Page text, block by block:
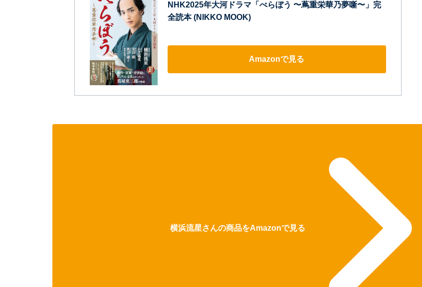
NHK2025年大河ドラマ「べらぼう 〜蔦重栄華乃夢噺〜」完
全読本 (NIKKO MOOK)
Amazonで見る
横浜流星さんの商品をAmazonで見る